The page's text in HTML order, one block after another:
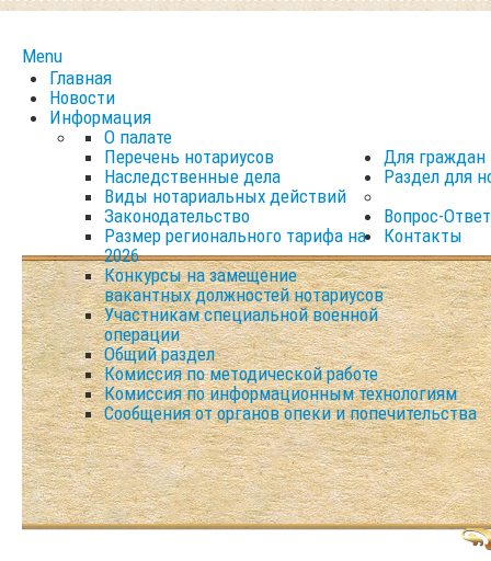
Menu
Главная
Новости
Информация
О палате
Перечень нотариусов
Наследственные дела
Виды нотариальных действий
Законодательство
Размер регионального тарифа на
2026
Конкурсы на замещение
вакантных должностей нотариусов
Участникам специальной военной
операции
Для граждан
Раздел для
Общий раздел
Комиссия по методической работе
Комиссия по информационным технологиям
Сообщения от органов опеки и попечительства
Вопрос-Ответ
Контакты